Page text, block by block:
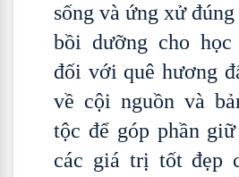
sống và ứng xử
bồi dưỡng cho
đối với quê hương
về cội nguồn và
tộc để góp phần
các giá trị tốt đẹp